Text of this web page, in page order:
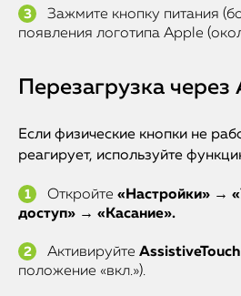
Зажмите кнопку питания
появления логотипа Apple
Перезагрузка через
Если физические кнопки не
реагирует, используйте
Откройте «Настройки» →
доступ» → «Касание».
Активируйте AssistiveTouch
положение «вкл.»).